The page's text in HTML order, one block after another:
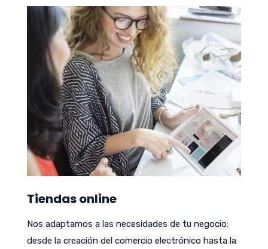
Tiendas online
Nos adaptamos a las necesidades de tu negocio:
desde la creación del comercio electrónico hasta la